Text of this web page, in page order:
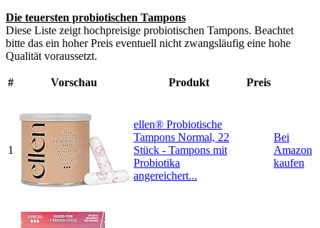
Die teuersten probiotischen Tampons
Diese Liste zeigt hochpreisige probiotischen Tampons. Beachtet
bitte das ein hoher Preis eventuell nicht zwangsläufig eine hohe
Qualität voraussetzt.
# Vorschau Produkt Preis
1
ellen® Probiotische
Tampons Normal, 22
Stück - Tampons mit
Probiotika
angereichert...
Bei
Amazon
kaufen